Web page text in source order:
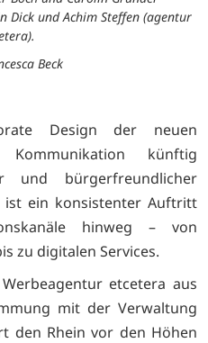
Dick und Achim Steffen (agentur
Beck
Design der neuen
künftig
und bürgerfreundlicher
ist ein konsistenter Auftritt
hinweg – von
zu digitalen Services.
etcetera aus
mit der Verwaltung
den Rhein vor den Höhen